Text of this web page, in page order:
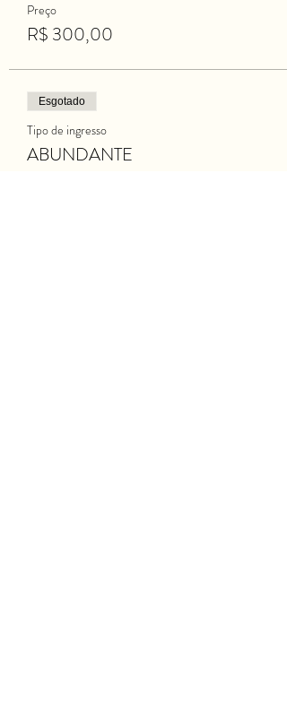
Preço
R$ 300,00
Esgotado
Tipo de ingresso
ABUNDANTE